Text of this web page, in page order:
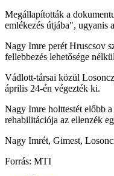
Megállapították a
emlékezés útjába", ugyanis
Nagy Imre perét Hruscsov
fellebbezés lehetősége
Vádlott-társai közül
április 24-én végezték ki.
Nagy Imre holttestét előbb
rehabilitációja az ellenzék
Nagy Imrét, Gimest,
Forrás: MTI